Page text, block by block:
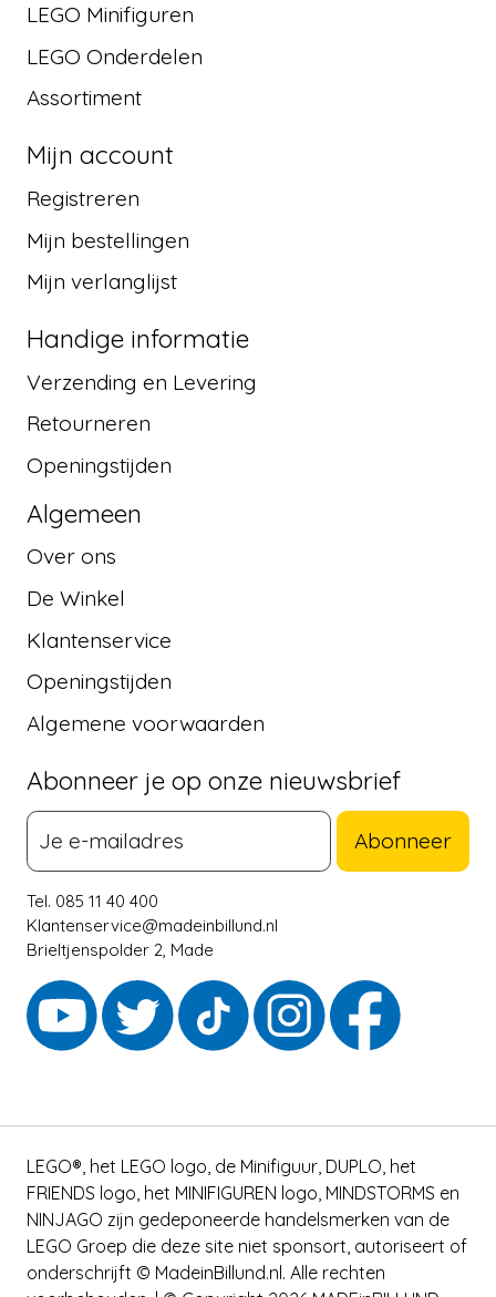
LEGO Minifiguren
LEGO Onderdelen
Assortiment
Mijn account
Registreren
Mijn bestellingen
Mijn verlanglijst
Handige informatie
Verzending en Levering
Retourneren
Openingstijden
Algemeen
Over ons
De Winkel
Klantenservice
Openingstijden
Algemene voorwaarden
Abonneer je op onze nieuwsbrief
Abonneer
Tel. 085 11 40 400
Klantenservice@madeinbillund.nl
Brieltjenspolder 2, Made
LEGO®, het LEGO logo, de Minifiguur, DUPLO, het
FRIENDS logo, het MINIFIGUREN logo, MINDSTORMS en
NINJAGO zijn gedeponeerde handelsmerken van de
LEGO Groep die deze site niet sponsort, autoriseert of
onderschrijft © MadeinBillund.nl. Alle rechten